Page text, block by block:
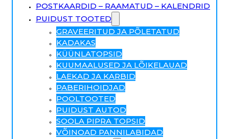
POSTKAARDID – RAAMATUD – KALENDRID
PUIDUST TOOTED
GRAVEERITUD JA PÕLETATUD
KADAKAS
KÜÜNLATOPSID
KUUMAALUSED JA LÕIKELAUAD
LAEKAD JA KARBID
PABERIHOIDJAD
POOLTOOTED
PUIDUST AUTOD
SOOLA PIPRA TOPSID
VÕINOAD PANNILABIDAD